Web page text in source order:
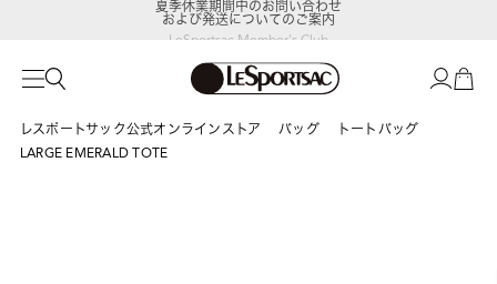
LeSportsac Member's Club
ポイントアップキャンペーン開催中
および発送についてのご案内
レスポートサック公式オンラインストア バッグ
トートバッグ
LARGE EMERALD TOTE